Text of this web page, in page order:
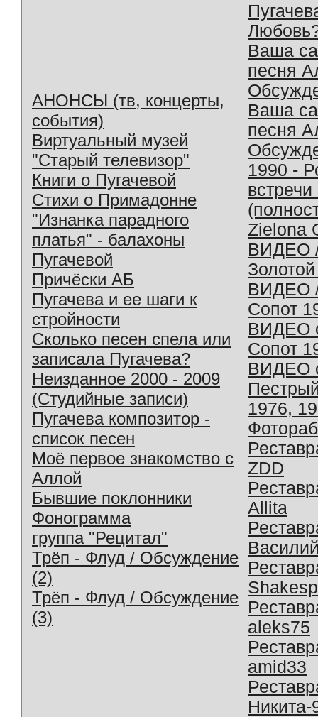
АНОНСЫ (тв, концерты,
события)
Виртуальный музей
"Старый телевизор"
Книги о Пугачевой
Стихи о Примадонне
"Изнанка парадного
платья" - балахоны
Пугачевой
Причёски АБ
Пугачева и ее шаги к
стройности
Сколько песен спела или
записала Пугачева?
Неизданное 2000 - 2009
(Студийные записи)
Пугачева композитор -
список песен
Моё первое знакомство с
Аллой
Бывшие поклонники
Фонограмма
группа "Рецитал"
Трёп - Флуд / Обсуждение
(2)
Трёп - Флуд / Обсуждение
(3)
Ваша
песня
Ваша
песня
1990 -
Zielona
ВИДЕО
ВИДЕО
Сопот
ВИДЕО
Сопот
ВИДЕО
1976,
ZDD
Allita
aleks75
amid33
Никита-